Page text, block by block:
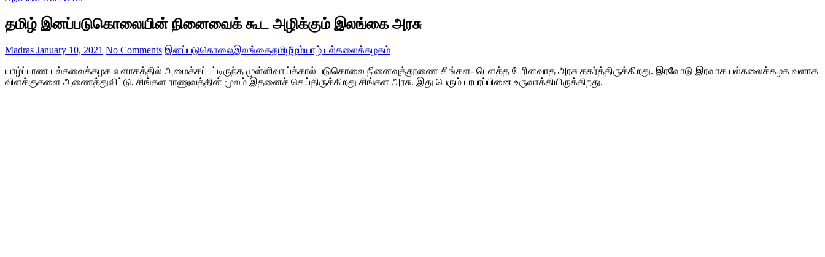
தமிழ் இனப்படுகொலையின் நினைவைக் கூட அழிக்கும் இலங்கை அரசு
Madras January 10, 2021 No Comments இனப்படுகொலைஇலங்கைதமிழீழம்யாழ் பல்கலைக்கழகம்
யாழ்ப்பாண பல்கலைக்கழக வளாகத்தில் அமைக்கப்பட்டிருந்த முள்ளிவாய்க்கால் படுகொலை நினைவுத்தூணை சிங்கள- பெளத்த பேரினவாத அரசு தகர்த்திருக்கிறது. இரவோடு இரவாக பல்கலைக்கழக வளாக
விளக்குகளை அணைத்துவிட்டு, சிங்கள ராணுவத்தின் மூலம் இதனைச் செய்திருக்கிறது சிங்கள அரசு. இது பெரும் பரபரப்பினை உருவாக்கியிருக்கிறது.